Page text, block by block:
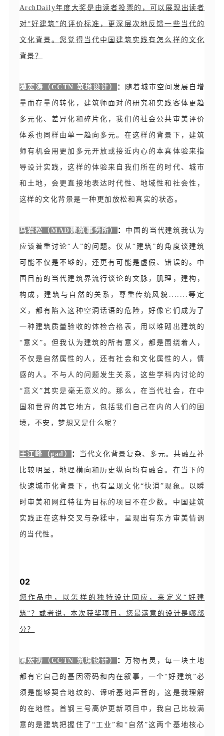
ArchDaily年度大奖是由读者投票的，可以展现出读者
对“好建筑”的评价标准，更深层次地反馈一些当代的
文化背景。您觉得当代中国建筑实践有怎么样的文化
背景？
薄宏涛（CCTN 筑境设计） ： 随着城市空间发展自增
量而存量的转化，建筑师面对的研究和实践客体更趋
多元化、差异化和碎片化，我们的社会公共审美评价
体系也同样由单一趋向多元。在这样的背景下，建筑
师有机会用更加多元开放或接近内心的本真体验来指
导设计实践，这样的体验来自我们所在的时代、城市
和土地，会更直接地表达时代性、地域性和社会性，
这样的文化背景是一种更加放松和真实的状态。
马岩松（MAD建筑事务所） ： 中国的当代建筑我认为
应该着重讨论“人”的问题。仅从“建筑”的角度谈建筑
可能不仅是不够的，还更有可能是虚假、错误的。中
国目前的当代建筑界流行谈论的文脉，肌理，建构，
构成，建筑与自然的关系，尊重传统风貌.......等定
义，都有陷入这种空洞话语的危险，好像它们成为了
一种建筑质量验收的体检合格表，用以堆砌出建筑的
“意义”。但我认为建筑的所有意义，都是围绕着人，
不仅是自然属性的人，还有社会和文化属性的人，情
感的人。不与人的问题发生关系，这些学科内讨论的
“意义”其实是毫无意义的。那么，在当代社会，在中
国和世界的其它地方，包括我们自己在内的人们的困
境，不安，梦想又是什么呢？
王江峰（gad） ： 当代文化背景复杂、多元。共融互补
比较明显，地理横向和历史纵向均有融合。在当下的
快速城市化背景下，也有呈现文化“快消”现象。以瞬
时审美和网红特征为目标的项目不在少数。中国建筑
实践正在这种交叉与杂糅中，呈现出有东方审美情调
的当代性。
02
您作品中，以怎样的独特设计回应，来定义“好建
筑”？或者说，本次获奖项目，您最满意的设计是哪部
分？
薄宏涛（CCTN 筑境设计） ： 万物有灵，每一块土地
都有它自己的基因密码和内在叙事，一个“好建筑”必
须是能够契合地纹的、谛听基地声音的，这是我理解
的在地性。首钢三号高炉更新项目中，我自己比较满
意的是建筑把握住了“工业”和“自然”这两个基地核心